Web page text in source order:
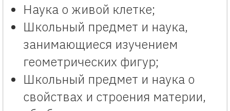
Наука о живой клетке;
Школьный предмет и наука,
занимающиеся изучением
геометрических фигур;
Школьный предмет и наука о
свойствах и строения материи,